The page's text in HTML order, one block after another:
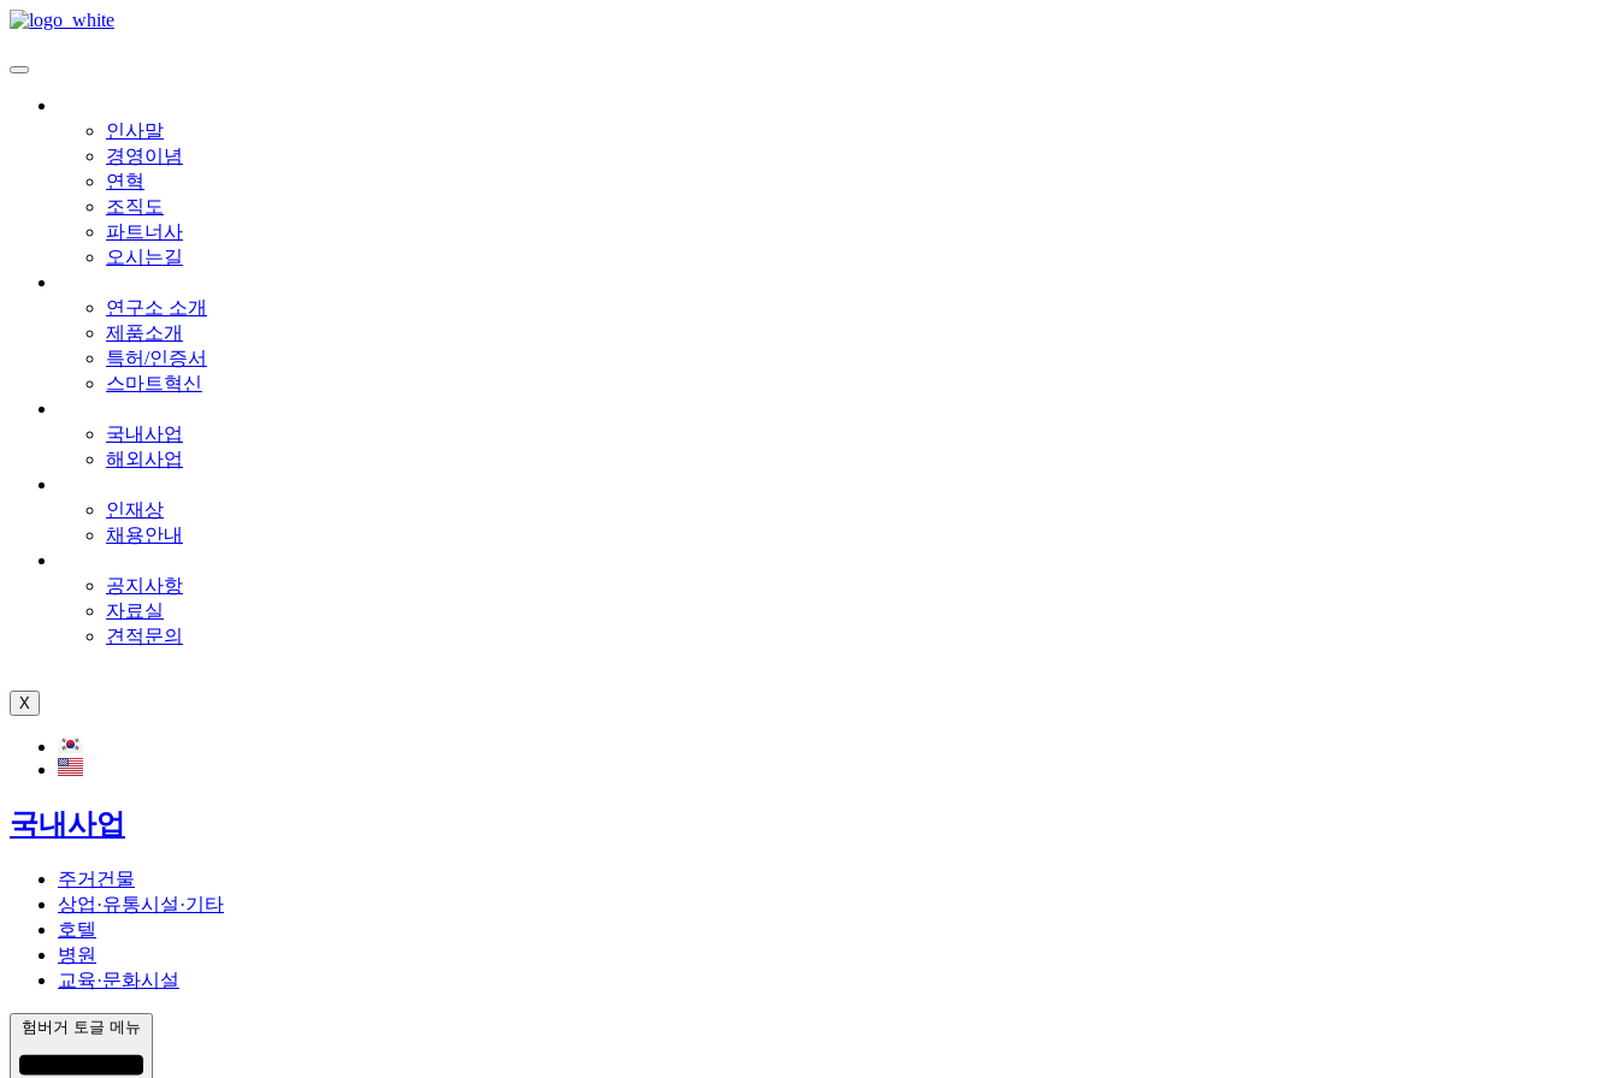
인사말
경영이념
연혁
조직도
파트너사
오시는길
연구소 소개
제품소개
특허/인증서
스마트혁신
국내사업
해외사업
인재상
채용안내
공지사항
자료실
견적문의
X
국내사업
주거건물
상업·유통시설·기타
호텔
병원
교육·문화시설
험버거 토글 메뉴